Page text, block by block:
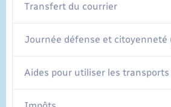
Transfert du courrier
Journée défense et citoyenneté
Aides pour utiliser les